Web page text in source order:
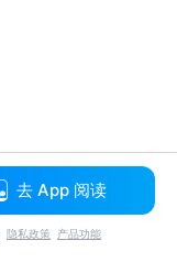
去 App 阅读
隐私政策 产品功能